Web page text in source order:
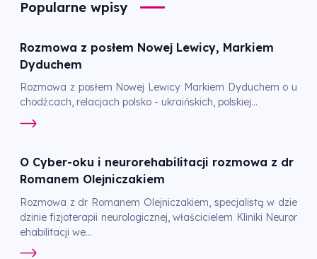
Popularne wpisy
Rozmowa z posłem Nowej Lewicy, Markiem
Dyduchem
Rozmowa z posłem Nowej Lewicy Markiem Dyduchem o u
chodźcach, relacjach polsko - ukraińskich, polskiej...
O Cyber-oku i neurorehabilitacji rozmowa z dr
Romanem Olejniczakiem
Rozmowa z dr Romanem Olejniczakiem, specjalistą w dzie
dzinie fizjoterapii neurologicznej, właścicielem Kliniki Neuror
ehabilitacji we...